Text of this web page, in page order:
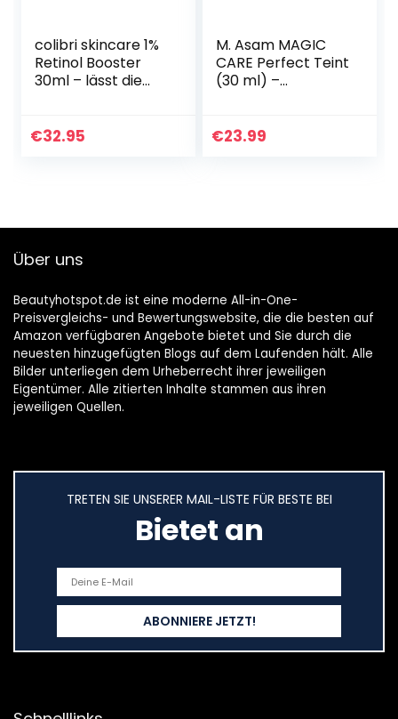
colibri skincare 1%
Retinol Booster
30ml – lässt die
aussehen –
€32.95
M. Asam MAGIC
CARE Perfect Teint
(30 ml) –
Falten sofort
€23.99
Über uns
Beautyhotspot.de ist eine moderne All-in-One-
Preisvergleichs- und Bewertungswebsite, die die besten auf
Amazon verfügbaren Angebote bietet und Sie durch die
neuesten hinzugefügten Blogs auf dem Laufenden hält. Alle
Bilder unterliegen dem Urheberrecht ihrer jeweiligen
Eigentümer. Alle zitierten Inhalte stammen aus ihren
jeweiligen Quellen.
TRETEN SIE UNSERER MAIL-LISTE FÜR BESTE BEI
Bietet an